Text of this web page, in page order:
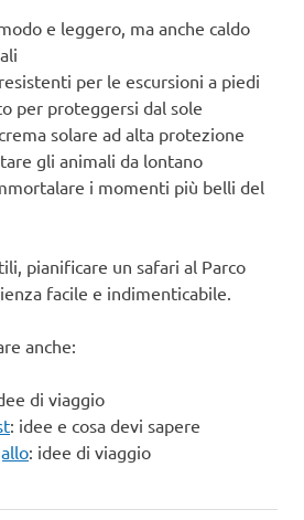
e leggero, ma anche caldo
per le escursioni a piedi
per proteggersi dal sole
solare ad alta protezione
gli animali da lontano
i momenti più belli del
pianificare un safari al Parco
facile e indimenticabile.
anche:
di viaggio
: idee e cosa devi sapere
: idee di viaggio